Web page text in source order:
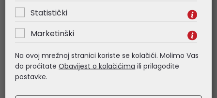
MIKROTIK
RB5009UG+S+IN, ARMv8 CPU,
1GB DDR4 RAM, 1GB NAND,
Statistički
Marketinški
Na ovoj mrežnoj stranici koriste se kolačići. Molimo Vas
da pročitateObavijest o kolačićima ili prilagodite
postavke.